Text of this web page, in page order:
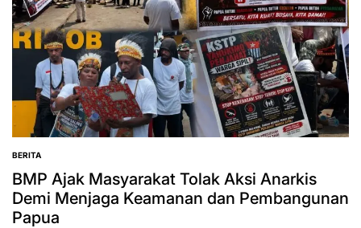
POSTED
IN
BERITA
BMP Ajak Masyarakat Tolak Aksi Anarkis
Demi Menjaga Keamanan dan Pembangunan
Papua